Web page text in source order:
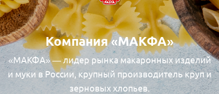
Компания «МАКФА»
«МАКФА» — лидер рынка макаронных изделий
и муки в России, крупный производитель круп и
зерновых хлопьев.